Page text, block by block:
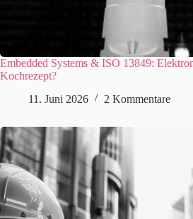
Embedded Systems & ISO 13849:
Kochrezept?
11. Juni 2026
2 Kommentare